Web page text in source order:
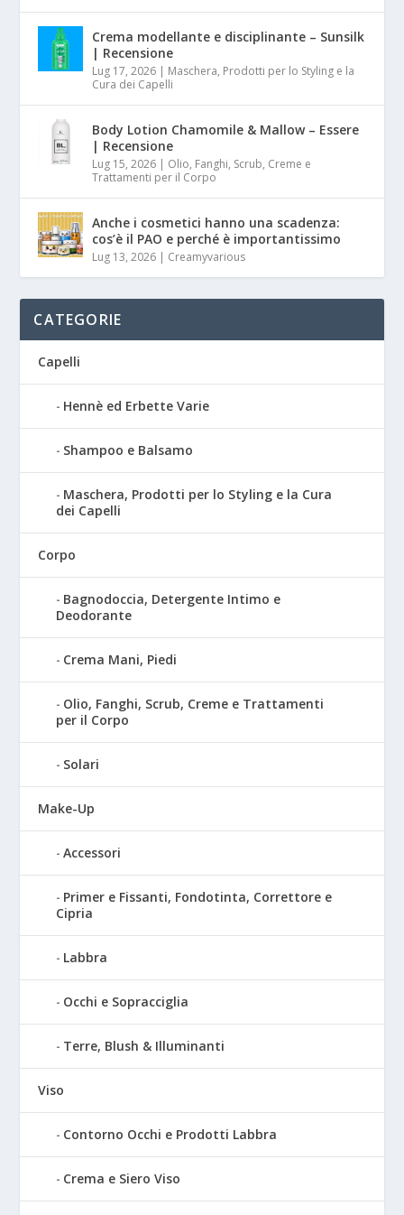
Crema modellante e disciplinante – Sunsilk
| Recensione
Lug 17, 2026 | Maschera, Prodotti per lo Styling e la
Cura dei Capelli
Body Lotion Chamomile & Mallow – Essere
| Recensione
Lug 15, 2026 | Olio, Fanghi, Scrub, Creme e
Trattamenti per il Corpo
Anche i cosmetici hanno una scadenza:
cos’è il PAO e perché è importantissimo
Lug 13, 2026 | Creamyvarious
CATEGORIE
Capelli
Hennè ed Erbette Varie
Shampoo e Balsamo
Maschera, Prodotti per lo Styling e la Cura
dei Capelli
Corpo
Bagnodoccia, Detergente Intimo e
Deodorante
Crema Mani, Piedi
Olio, Fanghi, Scrub, Creme e Trattamenti
per il Corpo
Solari
Make-Up
Accessori
Primer e Fissanti, Fondotinta, Correttore e
Cipria
Labbra
Occhi e Sopracciglia
Terre, Blush & Illuminanti
Viso
Contorno Occhi e Prodotti Labbra
Crema e Siero Viso